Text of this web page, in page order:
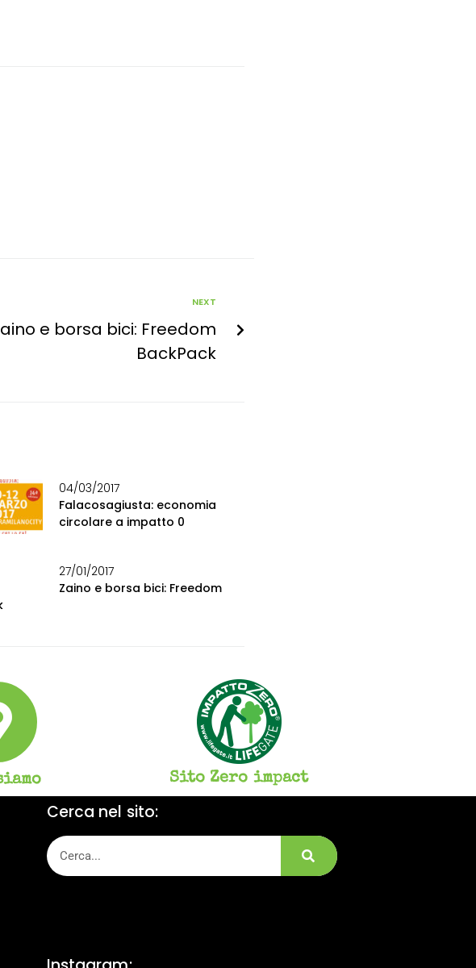
NEXT
e borsa bici: Freedom
BackPack
04/03/2017
Falacosagiusta: economia
circolare a impatto 0
27/01/2017
Zaino e borsa bici: Freedom
Sito Zero impact
Cerca nel sito: